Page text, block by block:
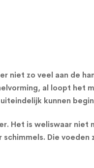
niet zo veel aan de
al loopt het
kunnen
Het is weliswaar niet
schimmels. Die voeden